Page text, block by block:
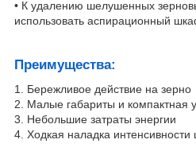
• К удалению шелушенных
использовать аспирационный
Преимущества:
1. Бережливое действие на зерно
2. Малые габариты и компактная
3. Небольшие затраты энергии
4. Ходкая наладка